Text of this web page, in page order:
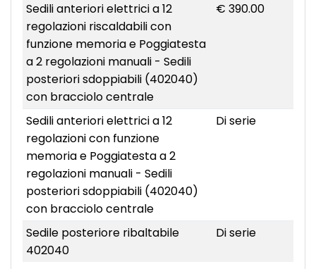
Sedili anteriori elettrici a 12
regolazioni riscaldabili con
funzione memoria e Poggiatesta
a 2 regolazioni manuali - Sedili
posteriori sdoppiabili (402040)
con bracciolo centrale
€ 390.00
Sedili anteriori elettrici a 12
regolazioni con funzione
memoria e Poggiatesta a 2
regolazioni manuali - Sedili
posteriori sdoppiabili (402040)
con bracciolo centrale
Di serie
Sedile posteriore ribaltabile
402040
Di serie